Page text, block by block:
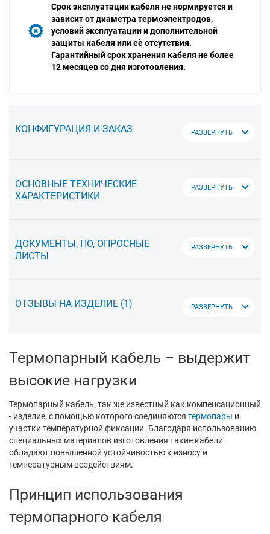
Срок эксплуатации кабеля не нормируется и
зависит от диаметра термоэлектродов,
условий эксплуатации и дополнительной
защиты кабеля или еѐ отсутствия.
Гарантийный срок хранения кабеля не более
12 месяцев со дня изготовления.
КОНФИГУРАЦИЯ И ЗАКАЗ РАЗВЕРНУТЬ
ОСНОВНЫЕ ТЕХНИЧЕСКИЕ
ХАРАКТЕРИСТИКИ
РАЗВЕРНУТЬ
ДОКУМЕНТЫ, ПО, ОПРОСНЫЕ
ЛИСТЫ
РАЗВЕРНУТЬ
ОТЗЫВЫ НА ИЗДЕЛИЕ (1) РАЗВЕРНУТЬ
Термопарный кабель – выдержит
высокие нагрузки
Термопарный кабель, так же известный как компенсационный
- изделие, с помощью которого соединяются термопары и
участки температурной фиксации. Благодаря использованию
специальных материалов изготовления такие кабели
обладают повышенной устойчивостью к износу и
температурным воздействиям.
Принцип использования
термопарного кабеля